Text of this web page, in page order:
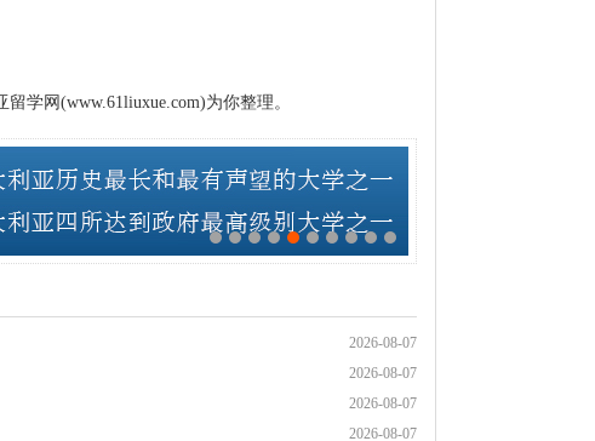
学网(www.61liuxue.com)为你整理。
2026-08-07
2026-08-07
2026-08-07
2026-08-07